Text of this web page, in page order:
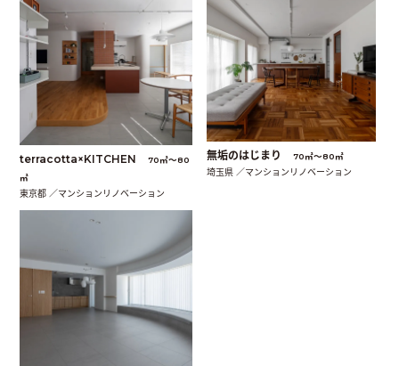
terracotta×KITCHEN
70㎡〜80
㎡
東京都 ／マンションリノベーション
無垢のはじまり 70㎡〜80㎡
埼玉県 ／マンションリノベーション